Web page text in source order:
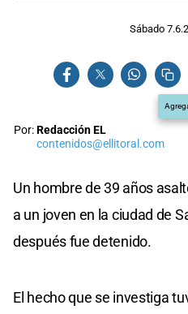
Sábado
Por:Redacción EL
contenidos@ellitoral.com
Un hombre de 39 años
a un joven en la ciudad de
después fue detenido.
El hecho que se investiga